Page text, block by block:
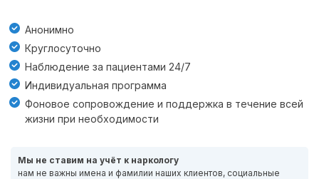
Анонимно
Круглосуточно
Наблюдение за пациентами 24/7
Индивидуальная программа
Фоновое сопровождение и поддержка в течение всей
жизни при необходимости
Мы не ставим на учёт к наркологу
нам не важны имена и фамилии наших клиентов, социальные